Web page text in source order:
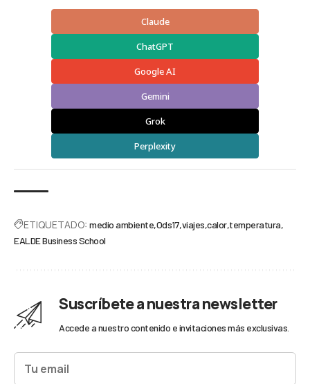
Claude
ChatGPT
Google AI
Gemini
Grok
Perplexity
ETIQUETADO: medio ambiente Ods17 viajes calor temperatura
EALDE Business School
Suscríbete a nuestra newsletter
Accede a nuestro contenido e invitaciones más exclusivas.